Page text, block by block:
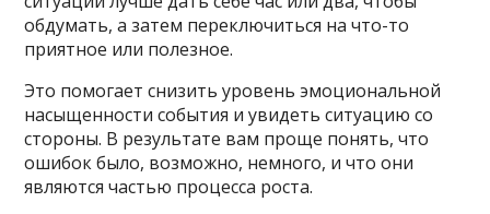
обдумать, а затем переключиться на что-то
приятное или полезное.
Это помогает снизить уровень эмоциональной
насыщенности события и увидеть ситуацию со
стороны. В результате вам проще понять, что
ошибок было, возможно, немного, и что они
являются частью процесса роста.